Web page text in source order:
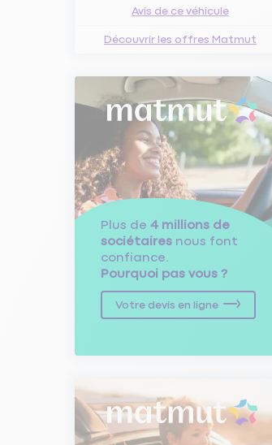
Avis de ce véhicule
Découvrir les offres Matmut
Plus de 4 millions de
sociétaires nous font
confiance.
Pourquoi pas vous ?
Votre devis en ligne